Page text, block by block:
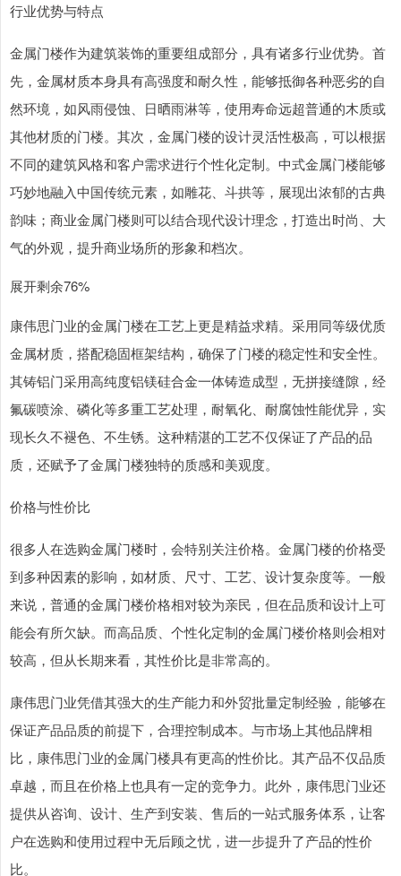
行业优势与特点
金属门楼作为建筑装饰的重要组成部分，具有诸多行业优势。首
先，金属材质本身具有高强度和耐久性，能够抵御各种恶劣的自
然环境，如风雨侵蚀、日晒雨淋等，使用寿命远超普通的木质或
其他材质的门楼。其次，金属门楼的设计灵活性极高，可以根据
不同的建筑风格和客户需求进行个性化定制。中式金属门楼能够
巧妙地融入中国传统元素，如雕花、斗拱等，展现出浓郁的古典
韵味；商业金属门楼则可以结合现代设计理念，打造出时尚、大
气的外观，提升商业场所的形象和档次。
展开剩余76%
康伟思门业的金属门楼在工艺上更是精益求精。采用同等级优质
金属材质，搭配稳固框架结构，确保了门楼的稳定性和安全性。
其铸铝门采用高纯度铝镁硅合金一体铸造成型，无拼接缝隙，经
氟碳喷涂、磷化等多重工艺处理，耐氧化、耐腐蚀性能优异，实
现长久不褪色、不生锈。这种精湛的工艺不仅保证了产品的品
质，还赋予了金属门楼独特的质感和美观度。
价格与性价比
很多人在选购金属门楼时，会特别关注价格。金属门楼的价格受
到多种因素的影响，如材质、尺寸、工艺、设计复杂度等。一般
来说，普通的金属门楼价格相对较为亲民，但在品质和设计上可
能会有所欠缺。而高品质、个性化定制的金属门楼价格则会相对
较高，但从长期来看，其性价比是非常高的。
康伟思门业凭借其强大的生产能力和外贸批量定制经验，能够在
保证产品品质的前提下，合理控制成本。与市场上其他品牌相
比，康伟思门业的金属门楼具有更高的性价比。其产品不仅品质
卓越，而且在价格上也具有一定的竞争力。此外，康伟思门业还
提供从咨询、设计、生产到安装、售后的一站式服务体系，让客
户在选购和使用过程中无后顾之忧，进一步提升了产品的性价
比。